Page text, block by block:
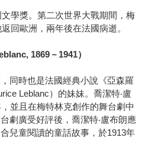
學獎。第二次世界大戰期間，梅
回歐洲，兩年後在法國病逝。
1869－ 1941）
同時也是法國經典小說《亞森羅
Leblanc）的妹妹。喬潔特‧盧
並且在梅特林克創作的舞台劇中
劇廣受好評後，喬潔特‧盧布朗應
兒童閱讀的童話故事，於1913年